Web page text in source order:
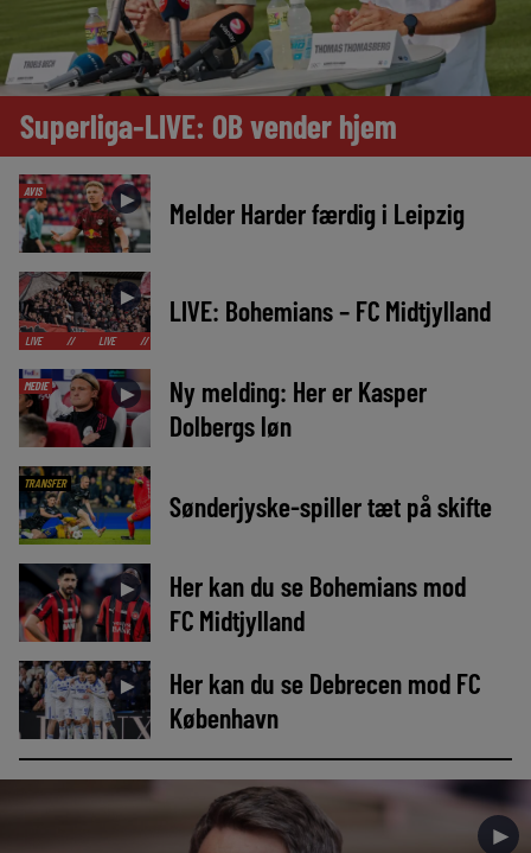
Superliga-LIVE: OB vender hjem
AVIS ► Melder Harder færdig i Leipzig
►
LIVE LIVE
LIVE: Bohemians – FC Midtjylland
MEDIE ►
Ny melding: Her er Kasper
Dolbergs løn
TRANSFER
Sønderjyske-spiller tæt på skifte
►
Her kan du se Bohemians mod
FC Midtjylland
►
Her kan du se Debrecen mod FC
København
►